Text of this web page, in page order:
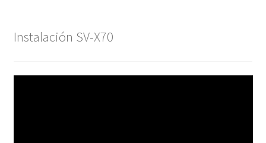
Instalación SV-X70